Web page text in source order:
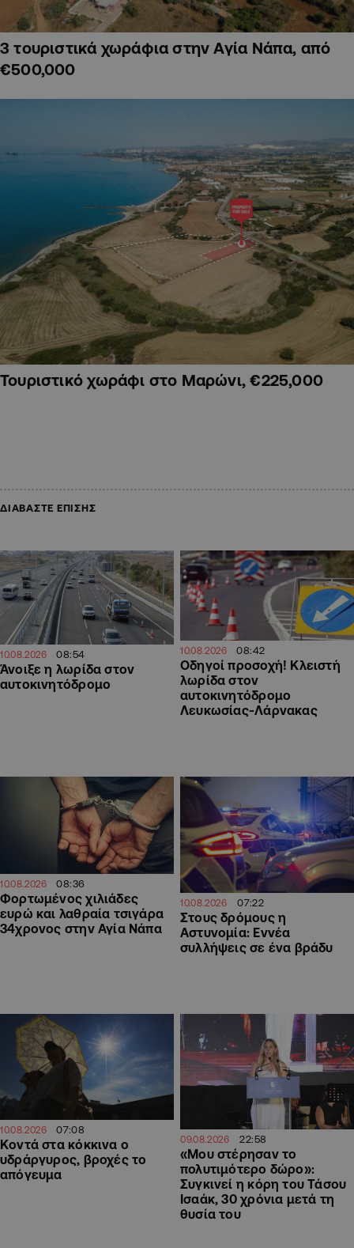
3 τουριστικά χωράφια στην Αγία Νάπα, από
€500,000
Τουριστικό χωράφι στο Μαρώνι, €225,000
ΔΙΑΒΑΣΤΕ ΕΠΙΣΗΣ
10.08.2026 08:54
Άνοιξε η λωρίδα στον
αυτοκινητόδρομο
10.08.2026 08:42
Οδηγοί προσοχή! Κλειστή
λωρίδα στον
αυτοκινητόδρομο
Λευκωσίας-Λάρνακας
10.08.2026 08:36
Φορτωμένος χιλιάδες
ευρώ και λαθραία τσιγάρα
34χρονος στην Αγία Νάπα
10.08.2026 07:22
Στους δρόμους η
Αστυνομία: Εννέα
συλλήψεις σε ένα βράδυ
10.08.2026 07:08
Κοντά στα κόκκινα ο
υδράργυρος, βροχές το
απόγευμα
09.08.2026 22:58
«Μου στέρησαν το
πολυτιμότερο δώρο»:
Συγκινεί η κόρη του Τάσου
Ισαάκ, 30 χρόνια μετά τη
θυσία του